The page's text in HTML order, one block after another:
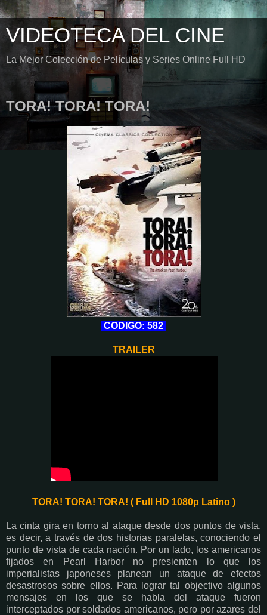
VIDEOTECA DEL CINE
La Mejor Colección de Películas y Series Online Full HD
TORA! TORA! TORA!
CODIGO: 582
TRAILER
TORA! TORA! TORA! ( Full HD 1080p Latino )
La cinta gira en torno al ataque desde dos puntos de vista,
es decir, a través de dos historias paralelas, conociendo el
punto de vista de cada nación. Por un lado, los americanos
fijados en Pearl Harbor no presienten lo que los
imperialistas japoneses planean un ataque de efectos
desastrosos sobre ellos. Para lograr tal objectivo algunos
mensajes en los que se habla del ataque fueron
interceptados por soldados americanos, pero por azares del